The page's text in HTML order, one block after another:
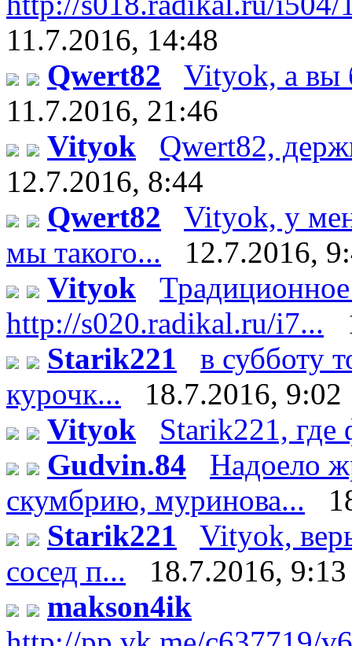
11.7.2016, 14:48
Qwert82
Vityok, а вы
11.7.2016, 21:46
Vityok
Qwert82,
12.7.2016, 8:44
Qwert82
Vityok, у
мы такого...
12.7.2016,
Vityok
http://s020.radikal.ru/i7...
Starik221
в субботу
курочк...
18.7.2016, 9:02
Vityok
Starik221, где
Gudvin.84
Надоело
скумбрию, муринова...
Starik221
Vityok,
сосед п...
18.7.2016, 9:13
makson4ik